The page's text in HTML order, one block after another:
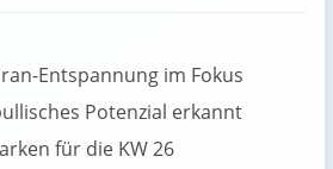
Entspannung im Fokus
Potenzial erkannt
für die KW 26